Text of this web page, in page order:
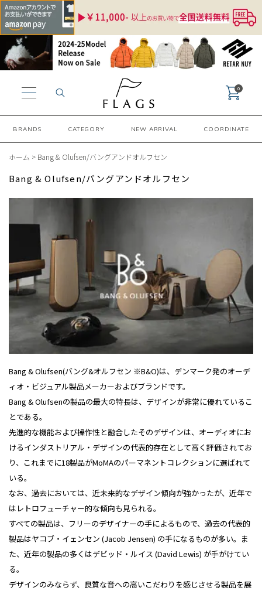
BRANDS CATEGORY NEW ARRIVAL COORDINATE
0
ホーム > Bang & Olufsen/バングアンドオルフセン
Bang & Olufsen/バングアンドオルフセン
Bang & Olufsen(バング&オルフセン ※B&O)は、デンマーク発のオーデ
ィオ・ビジュアル製品メーカーおよびブランドです。
Bang & Olufsenの製品の最大の特長は、デザインが非常に優れているこ
とである。
先進的な機能および操作性と融合したそのデザインは、オーディオにお
けるインダストリアル・デザインの代表的存在として高く評価されてお
り、これまでに18製品がMoMAのパーマネントコレクションに選ばれて
いる。
なお、過去においては、近未来的なデザイン傾向が強かったが、近年で
はレトロフューチャー的な傾向も見られる。
すべての製品は、フリーのデザイナーの手によるもので、過去の代表的
製品はヤコブ・イェンセン (Jacob Jensen) の手になるものが多い。ま
た、近年の製品の多くはデビッド・ルイス (David Lewis) が手がけてい
る。
デザインのみならず、良質な音への高いこだわりを感じさせる製品を展